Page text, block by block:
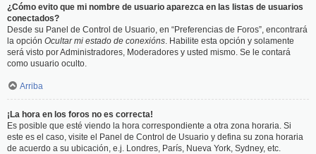
¿Cómo evito que mi nombre de usuario aparezca en las listas de usuarios
conectados?
Desde su Panel de Control de Usuario, en “Preferencias de Foros”, encontrará
la opción Ocultar mi estado de conexións. Habilite esta opción y solamente
será visto por Administradores, Moderadores y usted mismo. Se le contará
como usuario oculto.
Arriba
¡La hora en los foros no es correcta!
Es posible que esté viendo la hora correspondiente a otra zona horaria. Si
este es el caso, visite el Panel de Control de Usuario y defina su zona horaria
de acuerdo a su ubicación, e.j. Londres, París, Nueva York, Sydney, etc.